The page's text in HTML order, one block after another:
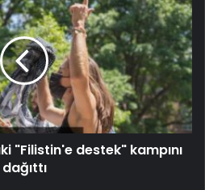
"Filistin'e destek" kampını
dağıttı